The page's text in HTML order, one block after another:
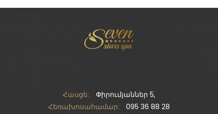
Հասցե:
Փիրումյաններ 5,
Հեռախոսահամար:
095 36 88 28